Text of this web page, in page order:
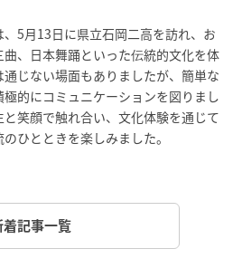
5月13日に県立石岡二高を訪れ、お
、日本舞踊といった伝統的文化を体
じない場面もありましたが、簡単な
的にコミュニケーションを図りまし
笑顔で触れ合い、文化体験を通じて
ひとときを楽しみました。
着記事一覧